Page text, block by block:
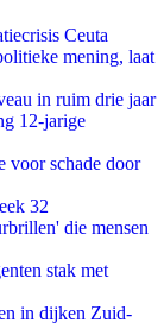
Ceuta
mening, laat
in ruim drie jaar
12-jarige
voor schade door
32
die mensen
stak met
in dijken Zuid-